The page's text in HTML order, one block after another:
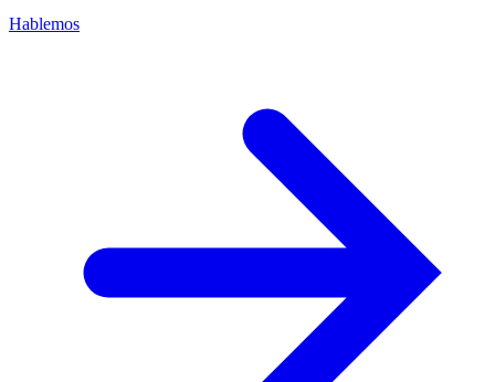
Hablemos